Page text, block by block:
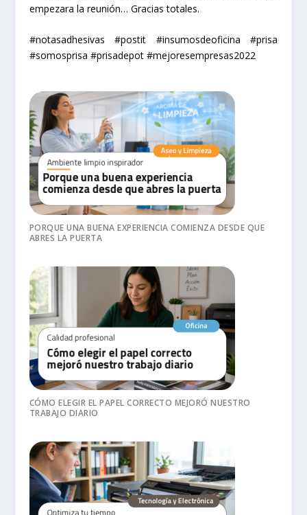
empezara la reunión… Gracias totales.
#notasadhesivas #postit #insumosdeoficina #prisa
#somosprisa #prisadepot #mejoresempresas2022
PORQUE UNA BUENA EXPERIENCIA COMIENZA DESDE QUE
ABRES LA PUERTA
CÓMO ELEGIR EL PAPEL CORRECTO MEJORÓ NUESTRO
TRABAJO DIARIO